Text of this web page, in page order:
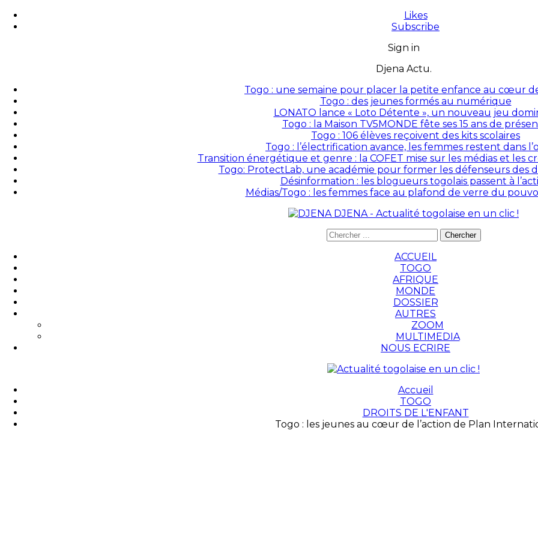
Likes
Subscribe
Sign in
Djena Actu.
Togo : une semaine pour placer la petite enfance au cœur
Togo : des jeunes formés au numérique
LONATO lance « Loto Détente », un nouveau jeu
Togo : la Maison TV5MONDE fête ses 15 ans de
Togo : 106 élèves reçoivent des kits scolaires
Togo : l’électrification avance, les femmes restent dans
Transition énergétique et genre : la COFET mise sur les médias et les
Togo: ProtectLab, une académie pour former les défenseurs des
Désinformation : les blogueurs togolais passent à
Médias/Togo : les femmes face au plafond de verre du
DJENA - Actualité togolaise en un clic !
ACCUEIL
TOGO
AFRIQUE
MONDE
DOSSIER
AUTRES
ZOOM
MULTIMEDIA
NOUS ECRIRE
Accueil
TOGO
DROITS DE L'ENFANT
Togo : les jeunes au cœur de l’action de Plan